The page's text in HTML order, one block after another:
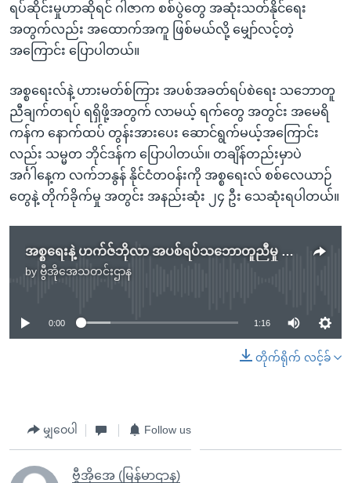
ရပ်ဆိုင်းမှုဟာဆိုရင် ဂါဇာက စစ်ပွဲတွေ အဆုံးသတ်နိုင်ရေး
အတွက်လည်း အထောက်အကူ ဖြစ်မယ်လို့ မျှော်လင့်တဲ့
အကြောင်း ပြောပါတယ်။
အစ္စရေးလ်နဲ့ ဟားမတ်စ်ကြား အပစ်အခတ်ရပ်စဲရေး သဘောတူ
ညီချက်တရပ် ရရှိဖို့အတွက် လာမယ့် ရက်တွေ အတွင်း အမေရိ
ကန်က နောက်ထပ် တွန်းအားပေး ဆောင်ရွက်မယ့်အကြောင်း
လည်း သမ္မတ ဘိုင်ဒန်က ပြောပါတယ်။ တချိန်တည်းမှာပဲ
အင်္ဂါနေ့က လက်ဘနွန် နိုင်ငံတဝန်းကို အစ္စရေးလ် စစ်လေယာဉ်
တွေနဲ့ တိုက်ခိုက်မှု အတွင်း အနည်းဆုံး ၂၄ ဦး သေဆုံးရပါတယ်။
အစ္စရေးနဲ့ ဟက်ဇ်ဘိုလာ အပစ်ရပ်သဘောတူညီမှု ကန် သမ္မတကြိုဆို
by ဗွီအိုအေသတင်းဌာန
No media source currently available
0:00 1:16
တိုက်ရိုက် လင့်ခ်
မျှဝေပါ Follow us
ဗွီအိုအေ (မြန်မာဌာန)